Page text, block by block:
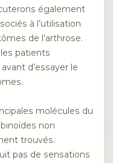
également
à l’utilisation
de l’arthrose.
patients
d’essayer le
molécules du
non
trouvés.
pas de sensations